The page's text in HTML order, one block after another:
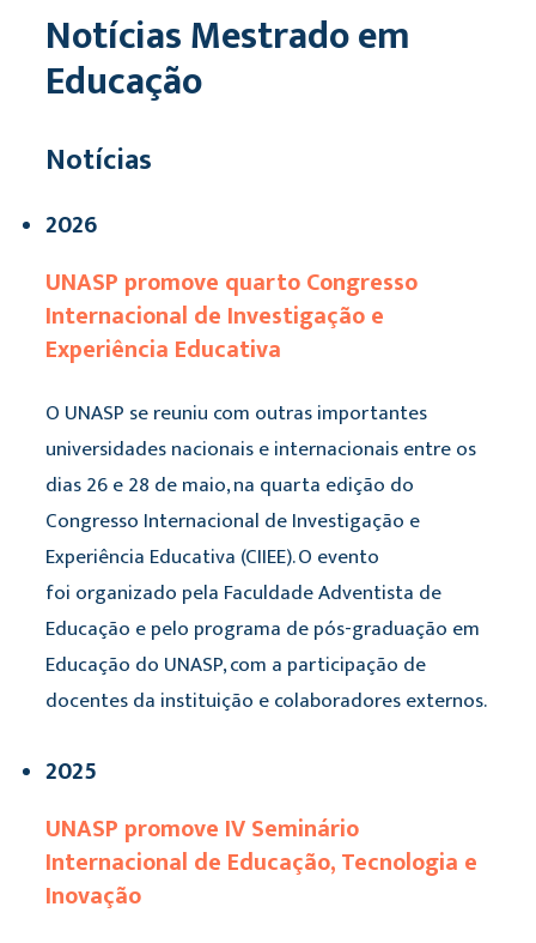
Notícias Mestrado em
Educação
Notícias
2026
UNASP promove quarto Congresso
Internacional de Investigação e
Experiência Educativa
O UNASP se reuniu com outras importantes
universidades nacionais e internacionais entre os
dias 26 e 28 de maio, na quarta edição do
Congresso Internacional de Investigação e
Experiência Educativa (CIIEE). O evento
foi organizado pela Faculdade Adventista de
Educação e pelo programa de pós-graduação em
Educação do UNASP, com a participação de
docentes da instituição e colaboradores externos.
2025
UNASP promove IV Seminário
Internacional de Educação, Tecnologia e
Inovação